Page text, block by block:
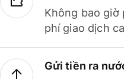
Không bao giờ
phí giao dịch
Gửi tiền ra